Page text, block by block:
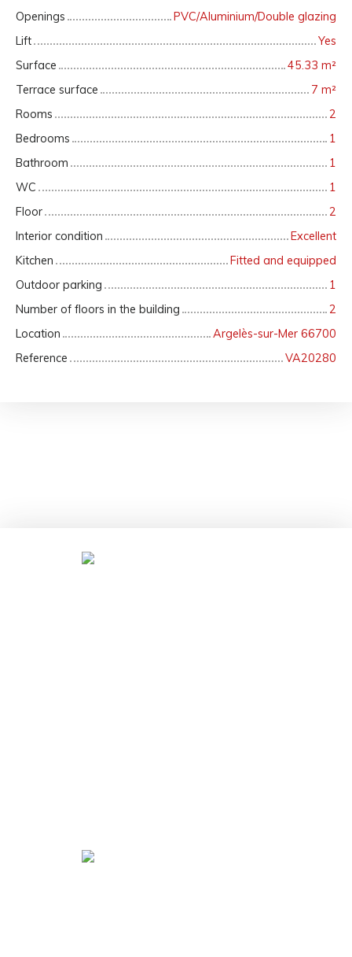
Openings
PVC/Aluminium/Double glazing
Lift
Yes
Surface
45.33 m²
Terrace surface
7 m²
Rooms
2
Bedrooms
1
Bathroom
1
WC
1
Floor
2
Interior condition
Excellent
Kitchen
Fitted and equipped
Outdoor parking
1
Number of floors in the building
2
Location
Argelès-sur-Mer 66700
Reference
VA20280